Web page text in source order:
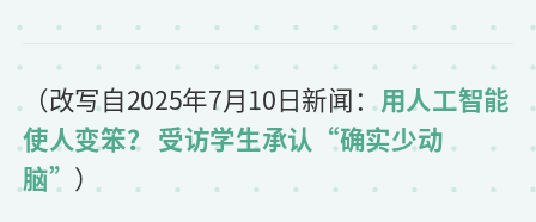
（改写自2025年7月10日新闻：用人工智能
使人变笨？ 受访学生承认“确实少动
脑” ）